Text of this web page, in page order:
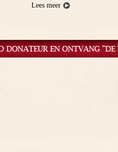
Lees meer